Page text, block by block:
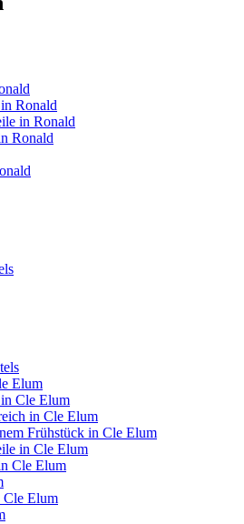
Ronald
in Ronald
Ronald
Elum
Cle Elum
in Cle Elum
Frühstück in Cle Elum
in Cle Elum
Cle Elum
Cle Elum